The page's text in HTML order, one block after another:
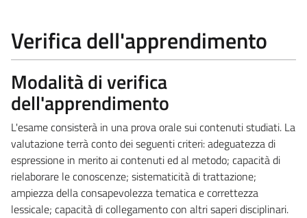
Verifica dell'apprendimento
Modalità di verifica
dell'apprendimento
L'esame consisterà in una prova orale sui contenuti studiati. La
valutazione terrà conto dei seguenti criteri: adeguatezza di
espressione in merito ai contenuti ed al metodo; capacità di
rielaborare le conoscenze; sistematicità di trattazione;
ampiezza della consapevolezza tematica e correttezza
lessicale; capacità di collegamento con altri saperi disciplinari.